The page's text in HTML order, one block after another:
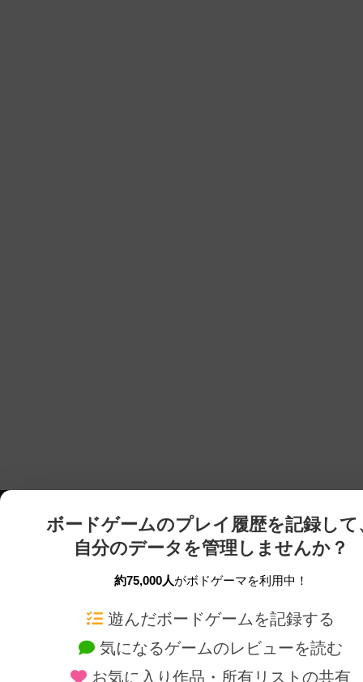
ボードゲームのプレイ履歴を記録して
自分のデータを管理しませんか？
約75,000人がボドゲーマを利用中！
遊んだボードゲームを記録する
気になるゲームのレビューを読む
お気に入り作品・所有リストの共有
ボードゲームを検索する 新作・再入荷情報